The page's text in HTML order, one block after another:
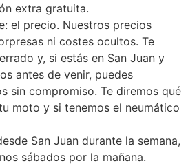
extra gratuita.
el precio. Nuestros precios
ni costes ocultos. Te
y, si estás en San Juan y
antes de venir, puedes
sin compromiso. Te diremos qué
moto y si tenemos el neumático
San Juan durante la semana,
sábados por la mañana.